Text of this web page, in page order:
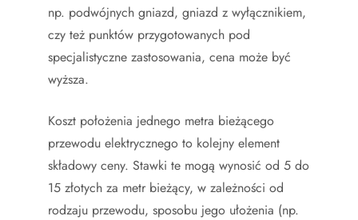
np. podwójnych gniazd, gniazd z wyłącznikiem,
czy też punktów przygotowanych pod
specjalistyczne zastosowania, cena może być
wyższa.
Koszt położenia jednego metra bieżącego
przewodu elektrycznego to kolejny element
składowy ceny. Stawki te mogą wynosić od 5 do
15 złotych za metr bieżący, w zależności od
rodzaju przewodu, sposobu jego ułożenia (np.